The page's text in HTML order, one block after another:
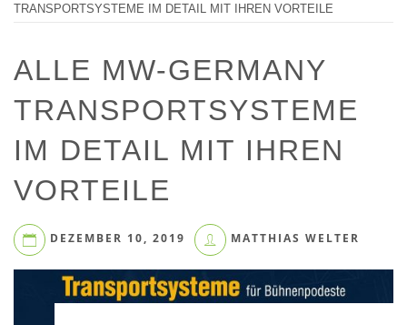
TRANSPORTSYSTEME IM DETAIL MIT IHREN VORTEILE
ALLE MW-GERMANY
TRANSPORTSYSTEME
IM DETAIL MIT IHREN
VORTEILE
DEZEMBER 10, 2019 MATTHIAS WELTER